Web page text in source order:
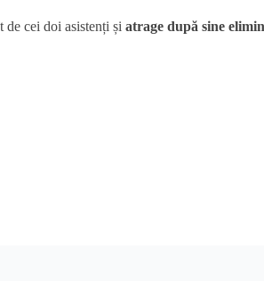
de cei doi asistenți și atrage după sine